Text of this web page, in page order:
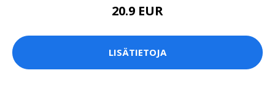
20.9 EUR
LISÄTIETOJA